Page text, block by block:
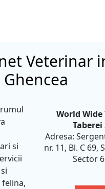
Veterinar
si
World
Taberei
Adresa:
nr. 11, Bl. C 69,
Sector